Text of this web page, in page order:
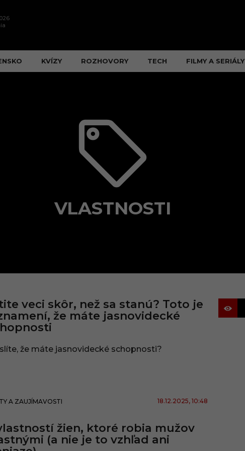
KVÍZY ROZHOVORY TECH FILMY A SERIÁLY
VLASTNOSTI
veci skôr, než sa stanú? Toto je
že máte jasnovidecké
že máte jasnovidecké schopnosti?
A ZAUJÍMAVOSTI 18.12.2025, 10:48
žien, ktoré robia mužov
(a nie je to vzhľad ani